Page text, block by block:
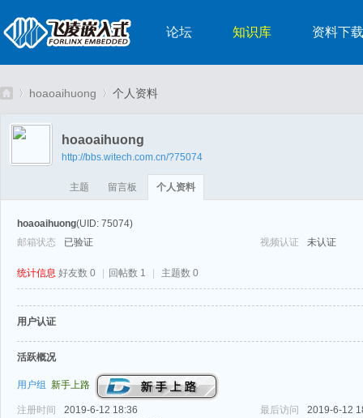
论坛 知识库 资料下载
嵌›
hoaoaihuong
›
个人资料
hoaoaihuong
http://bbs.witech.com.cn/?75074
主题 留言板 个人资料
hoaoaihuong(UID: 75074)
邮箱状态
已验证 视频认证 未认证
统计信息 好友数 0 回帖数 1 主题数 0
用户认证
活跃概况
用户组 新手上路
注册时间 2019-6-12 18:36 最后访问
2019-6-12